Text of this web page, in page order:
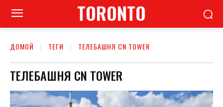
TORONTO
ДОМОЙ ТЕГИ ТЕЛЕБАШНЯ CN TOWER
ТЕЛЕБАШНЯ CN TOWER